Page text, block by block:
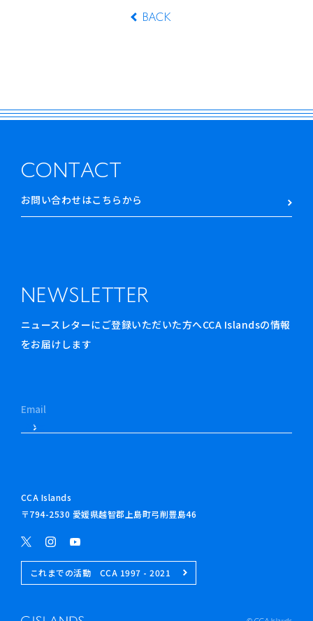
BACK
CONTACT
お問い合わせはこちらから
NEWSLETTER
ニュースレターにご登録いただいた方へCCA Islandsの情報
をお届けします
CCA Islands
〒794-2530 愛媛県越智郡上島町弓削豊島46
これまでの活動 CCA 1997 - 2021